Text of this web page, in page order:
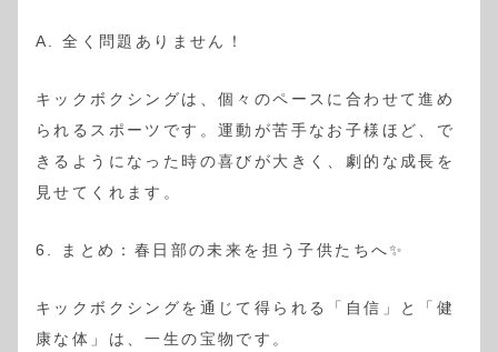
A. 全く問題ありません！
キックボクシングは、個々のペースに合わせて進め
られるスポーツです。運動が苦手なお子様ほど、で
きるようになった時の喜びが大きく、劇的な成長を
見せてくれます。
6. まとめ：春日部の未来を担う子供たちへ✨
キックボクシングを通じて得られる「自信」と「健
康な体」は、一生の宝物です。